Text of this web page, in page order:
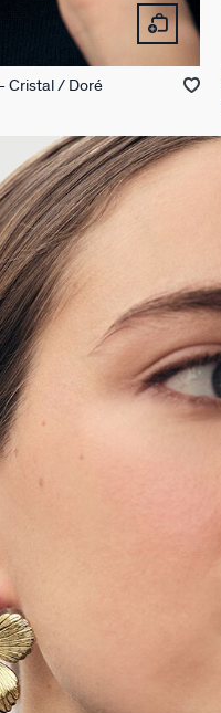
Cristal / Doré